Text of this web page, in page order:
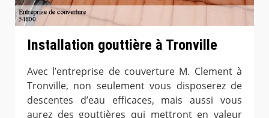
Installation gouttière à Tronville
Avec l’entreprise de couverture M. Clement à
Tronville, non seulement vous disposerez de
descentes d’eau efficaces, mais aussi vous
aurez des gouttières qui mettront en valeur